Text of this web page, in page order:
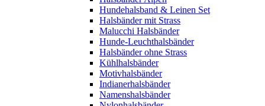
Hundehalsband & Leinen Set
Halsbänder mit Strass
Malucchi Halsbänder
Hunde-Leuchthalsbänder
Halsbänder ohne Strass
Kühlhalsbänder
Motivhalsbänder
Indianerhalsbänder
Namenshalsbänder